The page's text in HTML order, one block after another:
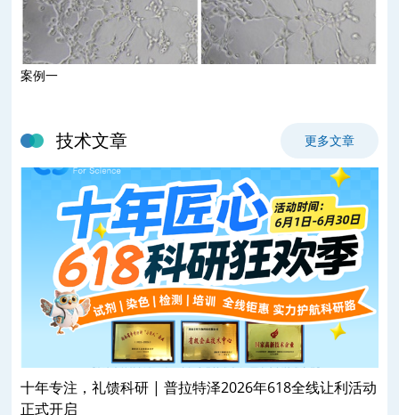
案例一
技术文章 更多文章
十年专注，礼馈科研 | 普拉特泽2026年618全线让利活动
正式开启